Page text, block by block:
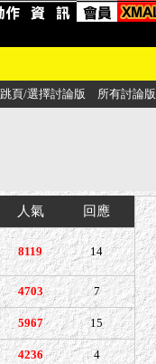
跳頁/選擇討論版 所有討論版
人氣 回應
8119 14
4703 7
5967 15
4236 4